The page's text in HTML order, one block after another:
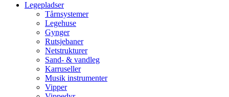
Legepladser
Tårnsystemer
Legehuse
Gynger
Rutsjebaner
Netstrukturer
Sand- & vandleg
Karruseller
Musik instrumenter
Vipper